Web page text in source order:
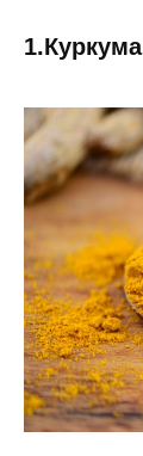
1.Куркума